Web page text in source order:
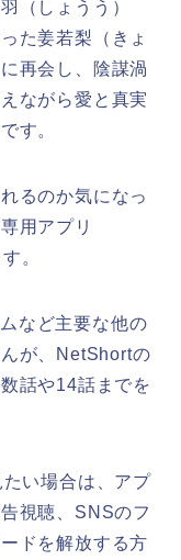
（しょうう）
た姜若梨（きょ
再会し、陰謀渦
ながら愛と真実
す。
るのか気になっ
用アプリ
。
など主要な他の
が、NetShortの
話や14話までを
い場合は、アプ
視聴、SNSのフ
ドを解放する方